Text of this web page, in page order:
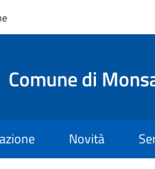
Comune di
Novità